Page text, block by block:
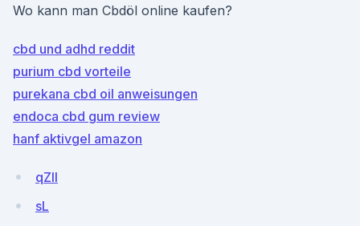
Wo kann man Cbdöl online kaufen?
cbd und adhd reddit
purium cbd vorteile
purekana cbd oil anweisungen
endoca cbd gum review
hanf aktivgel amazon
qZlI
sL